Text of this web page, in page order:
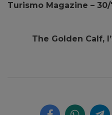
Turismo Magazine – 30/
The Golden Calf,